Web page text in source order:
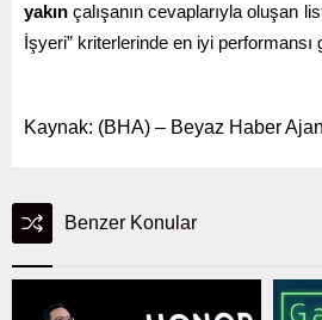
yakın çalışanın cevaplarıyla oluşan
İşyeri” kriterlerinde en iyi performansı
Kaynak: (BHA) – Beyaz Haber
Benzer Konular